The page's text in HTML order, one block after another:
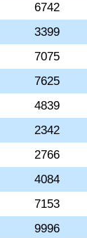
6742
3399
7075
7625
4839
2342
2766
4084
7153
9996